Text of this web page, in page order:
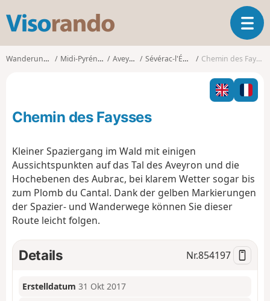
s
o
o
T
o
g
l
n
t
i
Wanderungen Midi-Pyrénées Aveyron Sévérac-l'Église Chemin des Faysses
Chemin des Faysses
Kleiner Spaziergang im Wald mit einigen
Aussichtspunkten auf das Tal des Aveyron und die
Hochebenen des Aubrac, bei klarem Wetter sogar bis
zum Plomb du Cantal. Dank der gelben Markierungen
der Spazier- und Wanderwege können Sie dieser
Route leicht folgen.
Details Nr.854197
Erstelldatum 31 Okt 2017